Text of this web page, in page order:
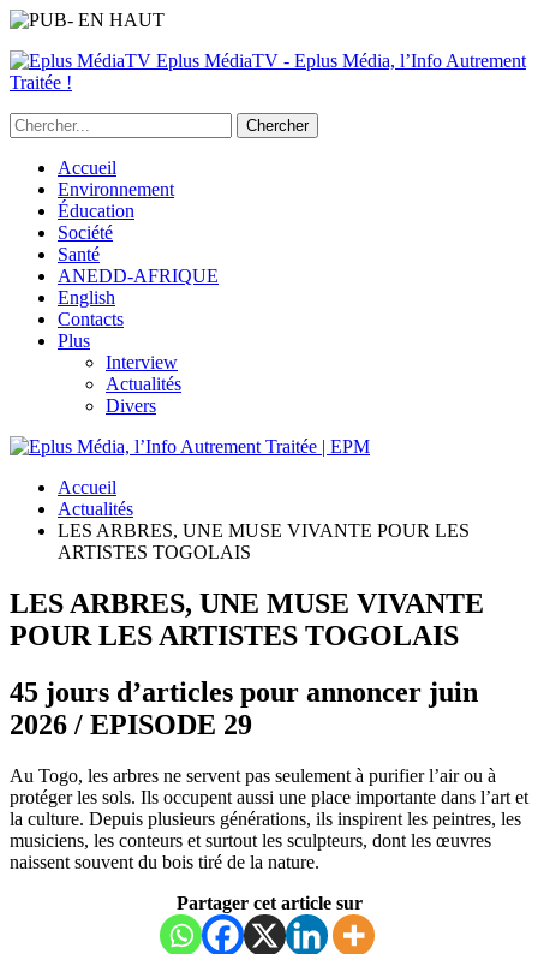
Eplus MédiaTV - Eplus Média, l’Info Autrement
Traitée !
Accueil
Environnement
Éducation
Société
Santé
ANEDD-AFRIQUE
English
Contacts
Plus
Interview
Actualités
Divers
Accueil
Actualités
LES ARBRES, UNE MUSE VIVANTE POUR LES
ARTISTES TOGOLAIS
LES ARBRES, UNE MUSE VIVANTE
POUR LES ARTISTES TOGOLAIS
45 jours d’articles pour annoncer juin
2026 / EPISODE 29
Au Togo, les arbres ne servent pas seulement à purifier l’air ou à
protéger les sols. Ils occupent aussi une place importante dans l’art et
la culture. Depuis plusieurs générations, ils inspirent les peintres, les
musiciens, les conteurs et surtout les sculpteurs, dont les œuvres
naissent souvent du bois tiré de la nature.
Partager cet article sur